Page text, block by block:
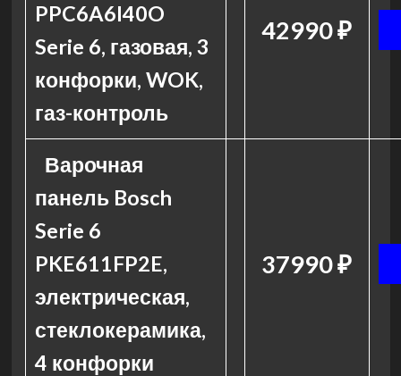
PPC6A6I40O
Serie 6, газовая, 3
конфорки, WOK,
газ-контроль
42990 ₽
Варочная
панель Bosch
Serie 6
PKE611FP2E,
электрическая,
стеклокерамика,
4 конфорки
37990 ₽